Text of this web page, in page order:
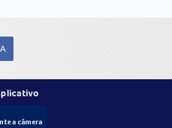
a câmera